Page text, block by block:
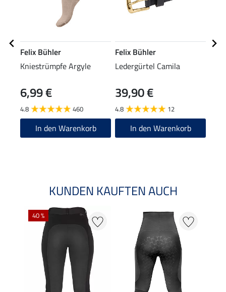
Felix Bühler
Kniestrümpfe Argyle
6,99 €
4.8 460
In den Warenkorb
Felix Bühler
Ledergürtel Camila
39,90 €
4.8 12
In den Warenkorb
KUNDEN KAUFTEN AUCH
40 %